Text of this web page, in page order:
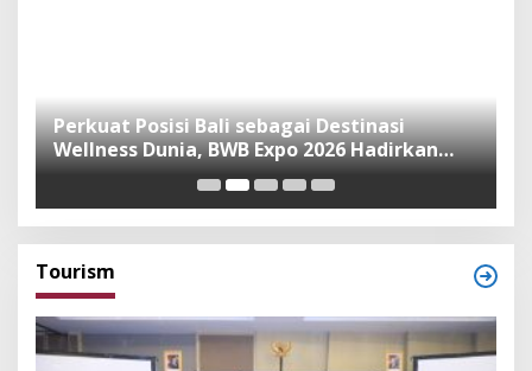
Perkuat Posisi Bali sebagai Destinasi
Wellness Dunia, BWB Expo 2026 Hadirkan
Exhibitor Nasional dan Global
Tourism